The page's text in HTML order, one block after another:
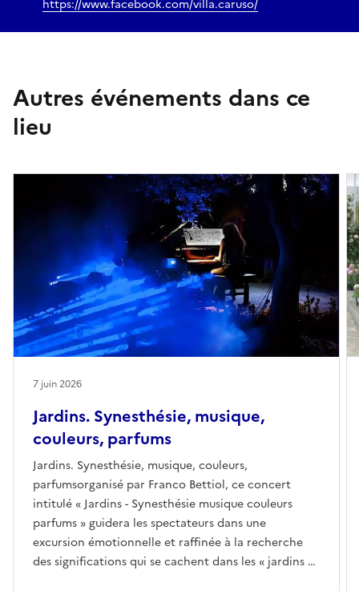
https://www.facebook.com/villa.caruso/
Autres événements dans ce
lieu
Jardins. Synesthésie, musique,
couleurs, parfums
Jardins. Synesthésie, musique, couleurs,
parfumsorganisé par Franco Bettiol, ce concert
intitulé « Jardins - Synesthésie musique couleurs
parfums » guidera les spectateurs dans une
excursion émotionnelle et raffinée à la recherche
des significations qui se cachent dans les « jardins »
7 juin 2026